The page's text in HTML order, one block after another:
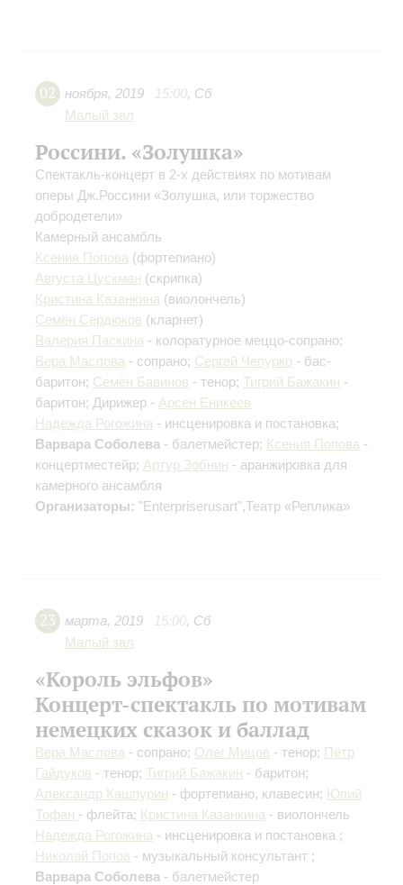
02 ноября, 2019 15:00, Сб
Малый зал
Россини. «Золушка»
Спектакль-концерт в 2-х действиях по мотивам
оперы Дж.Россини «Золушка, или торжество
добродетели»
Камерный ансамбль
Ксения Попова (фортепиано)
Августа Цускман (скрипка)
Кристина Казанкина (виолончель)
Семён Сердюков (кларнет)
Валерия Паскина - колоратурное меццо-сопрано;
Вера Маслова - сопрано; Сергей Чепурко - бас-
баритон; Семён Бавинов - тенор; Тигрий Бажакин -
баритон; Дирижер - Арсен Еникеев
Надежда Рогожина - инсценировка и постановка;
Варвара Соболева - балетмейстер; Ксения Попова -
концертместейр; Артур Зобнин - аранжировка для
камерного ансамбля
Организаторы: "Enterpriserusart",Театр «Реплика»
23 марта, 2019 15:00, Сб
Малый зал
«Король эльфов»
Концерт-спектакль по мотивам
немецких сказок и баллад
Вера Маслова - сопрано; Олег Мицов - тенор; Пётр
Гайдуков - тенор; Тигрий Бажакин - баритон;
Александр Кашпурин - фортепиано, клавесин; Юлий
Тофан - флейта; Кристина Казанкина - виолончель
Надежда Рогожина - инсценировка и постановка ;
Николай Попов - музыкальный консультант ;
Варвара Соболева - балетмейстер